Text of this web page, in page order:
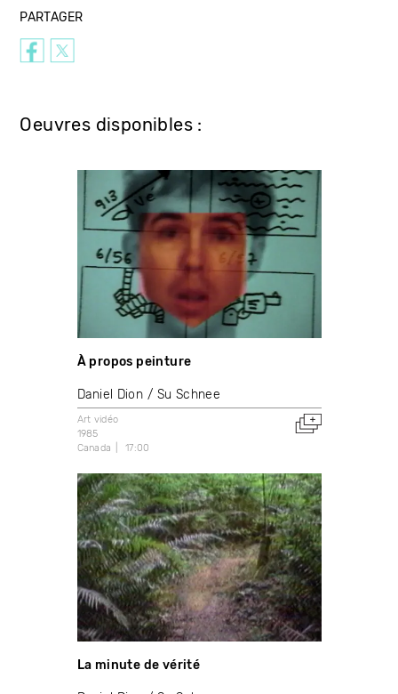
PARTAGER
Oeuvres disponibles :
À propos peinture
Daniel Dion Su Schnee
Art vidéo
1985
Canada
17:00
La minute de vérité